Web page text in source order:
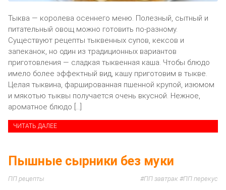
Тыква — королева осеннего меню. Полезный, сытный и
питательный овощ можно готовить по-разному.
Существуют рецепты тыквенных супов, кексов и
запеканок, но один из традиционных вариантов
приготовления — сладкая тыквенная каша. Чтобы блюдо
имело более эффектный вид, кашу приготовим в тыкве.
Целая тыквина, фаршированная пшенной крупой, изюмом
и мякотью тыквы получается очень вкусной. Нежное,
ароматное блюдо […]
ЧИТАТЬ ДАЛЕЕ
Пышные сырники без муки
ПП рецепты ПП завтрак ПП перекус